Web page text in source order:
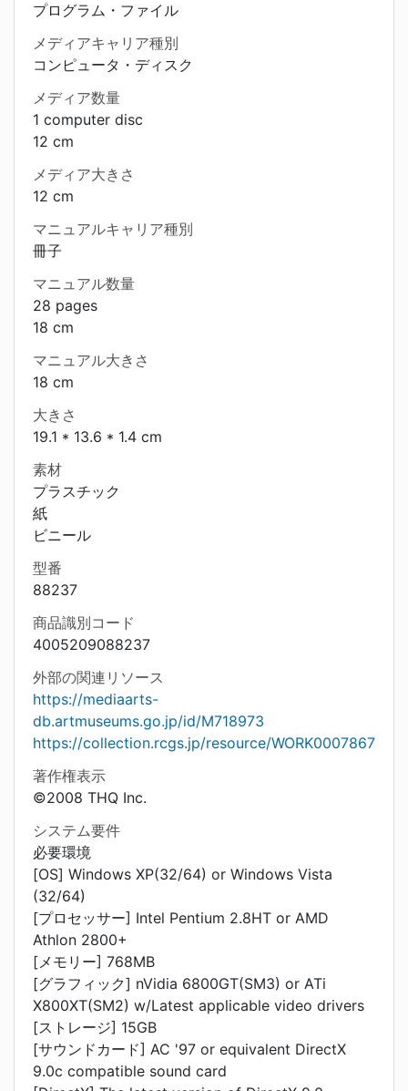
プログラム・ファイル
メディアキャリア種別
コンピュータ・ディスク
メディア数量
1 computer disc
12 cm
メディア大きさ
12 cm
マニュアルキャリア種別
冊子
マニュアル数量
28 pages
18 cm
マニュアル大きさ
18 cm
大きさ
19.1 * 13.6 * 1.4 cm
素材
プラスチック
紙
ビニール
型番
88237
商品識別コード
4005209088237
外部の関連リソース
https://mediaarts-
db.artmuseums.go.jp/id/M718973
https://collection.rcgs.jp/resource/WORK0007867
著作権表示
©2008 THQ Inc.
システム要件
必要環境
[OS] Windows XP(32/64) or Windows Vista
(32/64)
[プロセッサー] Intel Pentium 2.8HT or AMD
Athlon 2800+
[メモリー] 768MB
[グラフィック] nVidia 6800GT(SM3) or ATi
X800XT(SM2) w/Latest applicable video drivers
[ストレージ] 15GB
[サウンドカード] AC '97 or equivalent DirectX
9.0c compatible sound card